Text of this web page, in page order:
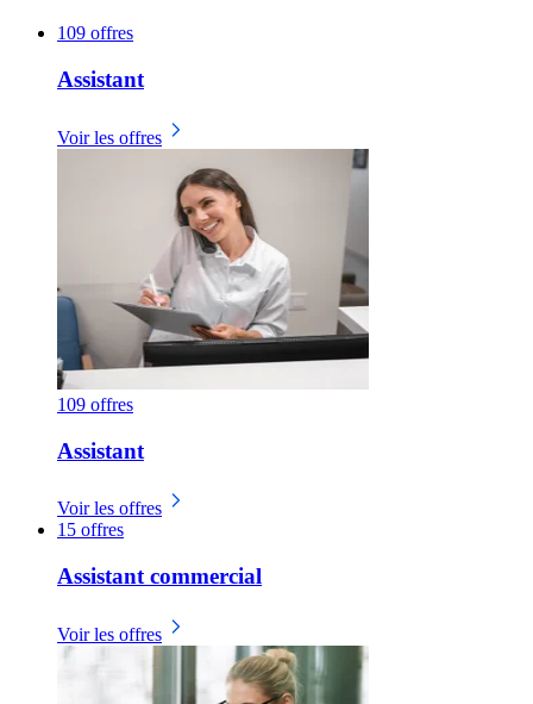
109 offres
Assistant
Voir les offres
109 offres
Assistant
Voir les offres
15 offres
Assistant commercial
Voir les offres